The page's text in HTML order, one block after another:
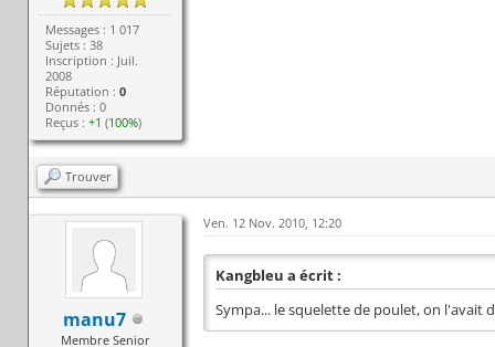
Messages : 1 017
Sujets : 38
Inscription : Juil.
2008
Réputation :0
Donnés : 0
Reçus :+1 (100%)
Trouver
manu7
Membre Senior
Ven. 12 Nov. 2010, 12:20
Kangbleu a écrit :
Sympa... le squelette de poulet, on l'avait